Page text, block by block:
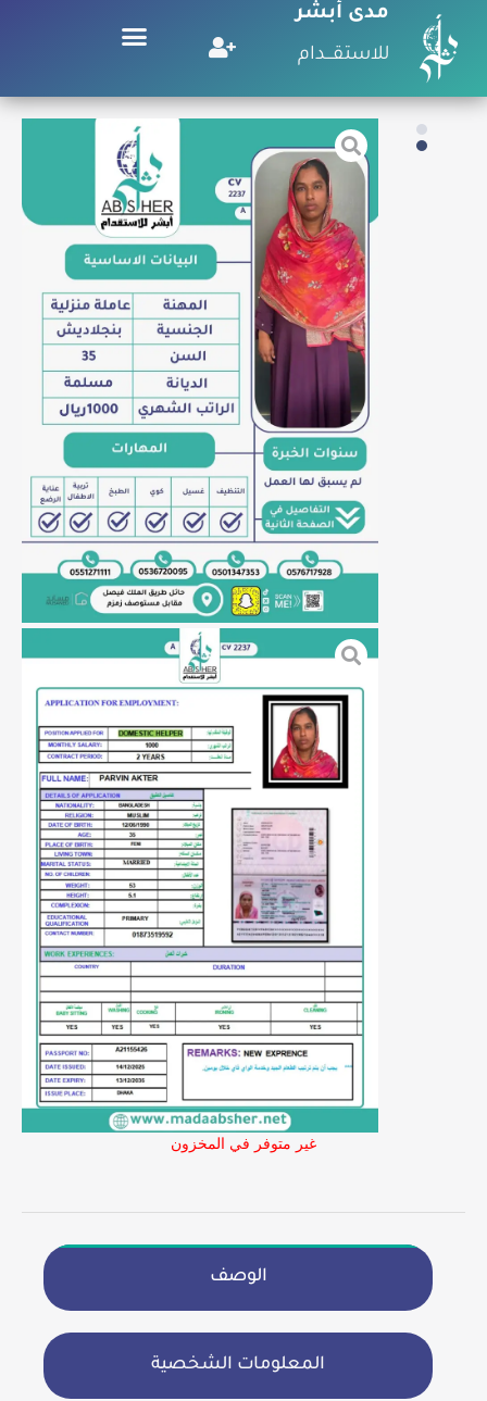
مدى أبشر
للاستقـــدام
غير متوفر في المخزون
الوصف
المعلومات الشخصية